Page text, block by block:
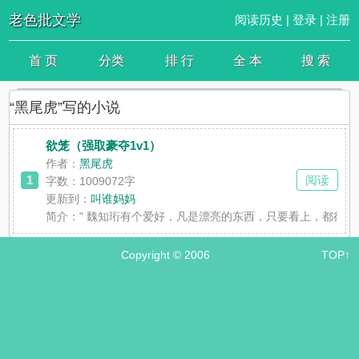
老色批文学 阅读历史 | 登录| 注册
首 页 分类 排 行 全 本 搜 索
“黑尾虎”写的小说
1
欲笼（强取豪夺1v1）
作者：黑尾虎
字数：1009072字
更新到： 叫谁妈妈
简介：" 魏知珩有个爱好，凡是漂亮的东西，只要看上，都得
阅读
Copyright © 2006 TOP↑